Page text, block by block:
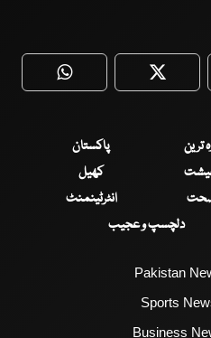
WhatsApp Twitter
ترین
پاکستان
کھیل
انٹرٹینمنٹ
دلچسپ و عجیب
Pakistan
Sports
Business